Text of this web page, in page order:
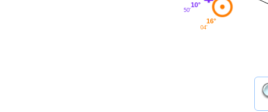
10°
50'
16°
04'